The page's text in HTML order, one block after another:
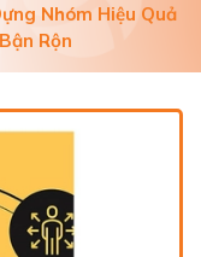
Nhóm Hiệu Quả
Rộn